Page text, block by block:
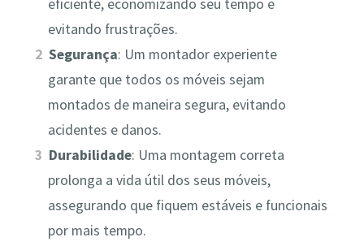
eficiente, economizando seu tempo e
evitando frustrações.
Segurança: Um montador experiente
garante que todos os móveis sejam
montados de maneira segura, evitando
acidentes e danos.
Durabilidade: Uma montagem correta
prolonga a vida útil dos seus móveis,
assegurando que fiquem estáveis e funcionais
por mais tempo.